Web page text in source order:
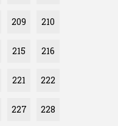
209 210
215 216
221 222
227 228